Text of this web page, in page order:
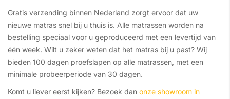
Gratis verzending binnen Nederland zorgt ervoor dat uw
nieuwe matras snel bij u thuis is. Alle matrassen worden na
bestelling speciaal voor u geproduceerd met een levertijd van
één week. Wilt u zeker weten dat het matras bij u past? Wij
bieden 100 dagen proefslapen op alle matrassen, met een
minimale probeerperiode van 30 dagen.
Komt u liever eerst kijken? Bezoek dan onze showroom in